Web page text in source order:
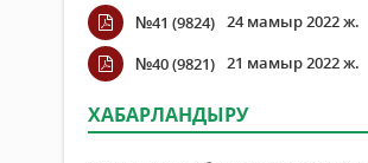
№41 (9824) 24 мамыр 2022 ж.
№40 (9821) 21 мамыр 2022 ж.
ХАБАРЛАНДЫРУ